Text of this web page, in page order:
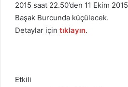
2015 saat 22.50’den 11 Ekim
Başak Burcunda küçülecek.
Detaylar için tıklayın.
Etkili